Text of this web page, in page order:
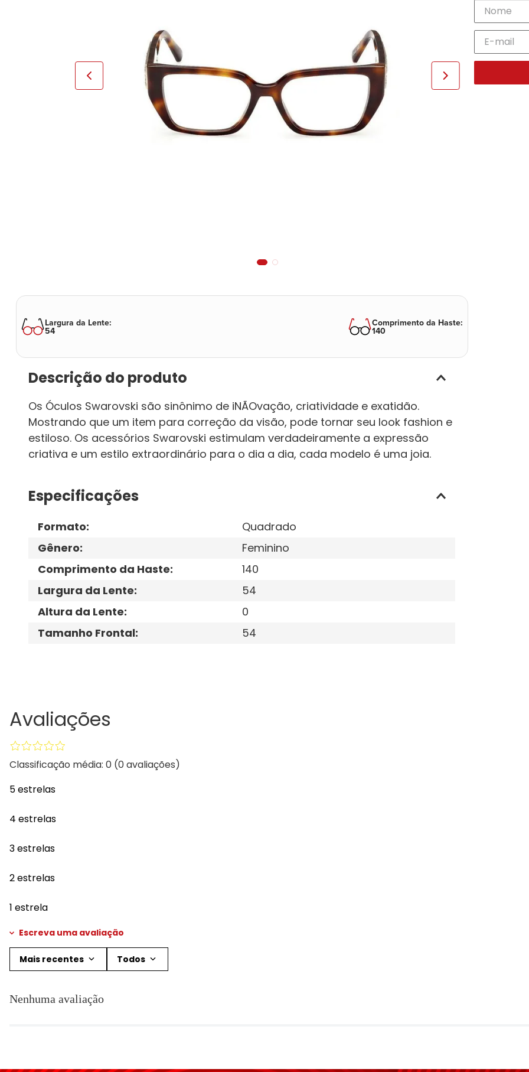
Largura da Lente:
54
Comprimento da Haste:
140
Descrição do produto
Os Óculos Swarovski são sinônimo de iNÃOvação, criatividade e exatidão.
Mostrando que um item para correção da visão, pode tornar seu look fashion e
estiloso. Os acessórios Swarovski estimulam verdadeiramente a expressão
criativa e um estilo extraordinário para o dia a dia, cada modelo é uma joia.
Especificações
Formato:
Quadrado
Gênero:
Feminino
Comprimento da Haste:
140
Largura da Lente:
54
Altura da Lente:
0
Tamanho Frontal: 54
Avaliações
Classificação média: 0 (0 avaliações)
5 estrelas
4 estrelas
3 estrelas
2 estrelas
1 estrela
Escreva uma avaliação
Título
★★★★★
Mais recentes Todos
Nenhuma avaliação